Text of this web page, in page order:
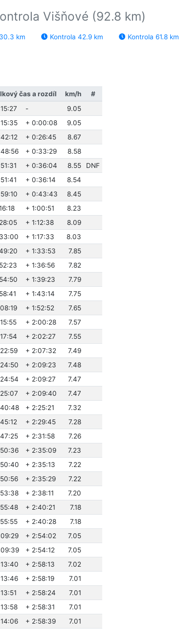
Višňové (92.8 km)
km Kontrola 42.9 km Kontrola 61.8 km
čas a rozdíl km/h
#
-
9.05
+ 0:00:08
9.05
+ 0:26:45
8.67
+ 0:33:29
8.58
+ 0:36:04 8.55
DNF
+ 0:36:14
8.54
+ 0:43:43
8.45
+ 1:00:51
8.23
+ 1:12:38
8.09
+ 1:17:33
8.03
+ 1:33:53
7.85
+ 1:36:56
7.82
+ 1:39:23
7.79
+ 1:43:14
7.75
+ 1:52:52
7.65
+ 2:00:28
7.57
+ 2:02:27
7.55
+ 2:07:32
7.49
+ 2:09:23
7.48
+ 2:09:27
7.47
+ 2:09:40
7.47
+ 2:25:21
7.32
+ 2:29:45
7.28
+ 2:31:58
7.26
+ 2:35:09
7.23
+ 2:35:13
7.22
+ 2:35:29
7.22
+ 2:38:11
7.20
+ 2:40:21
7.18
+ 2:40:28
7.18
+ 2:54:02
7.05
+ 2:54:12
7.05
+ 2:58:13
7.02
+ 2:58:19
7.01
+ 2:58:24
7.01
+ 2:58:31
7.01
+ 2:58:39
7.01